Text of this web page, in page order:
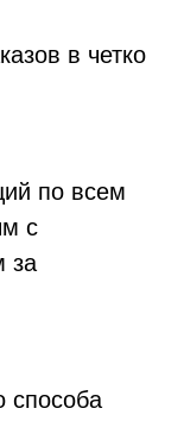
в четко
по всем
с
за
способа